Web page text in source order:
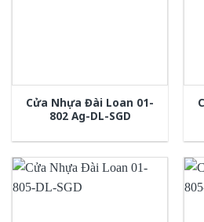
Cửa Nhựa Đài Loan 01-
802 Ag-DL-SGD